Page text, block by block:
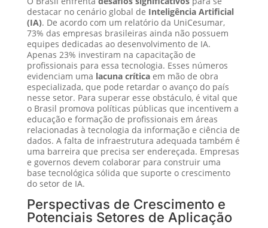
destacar no cenário global de Inteligência Artificial
(IA). De acordo com um relatório da UniCesumar,
73% das empresas brasileiras ainda não possuem
equipes dedicadas ao desenvolvimento de IA.
Apenas 23% investiram na capacitação de
profissionais para essa tecnologia. Esses números
evidenciam uma lacuna críticaem mão de obra
especializada, que pode retardar o avanço do país
nesse setor. Para superar esse obstáculo, é vital que
o Brasil promova políticas públicas que incentivem a
educação e formação de profissionais em áreas
relacionadas à tecnologia da informação e ciência de
dados. A falta de infraestrutura adequada também é
uma barreira que precisa ser endereçada. Empresas
e governos devem colaborar para construir uma
base tecnológica sólida que suporte o crescimento
do setor de IA.
Perspectivas de Crescimento e
Potenciais Setores de Aplicação